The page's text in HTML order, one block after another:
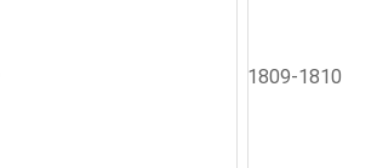
1809-1810